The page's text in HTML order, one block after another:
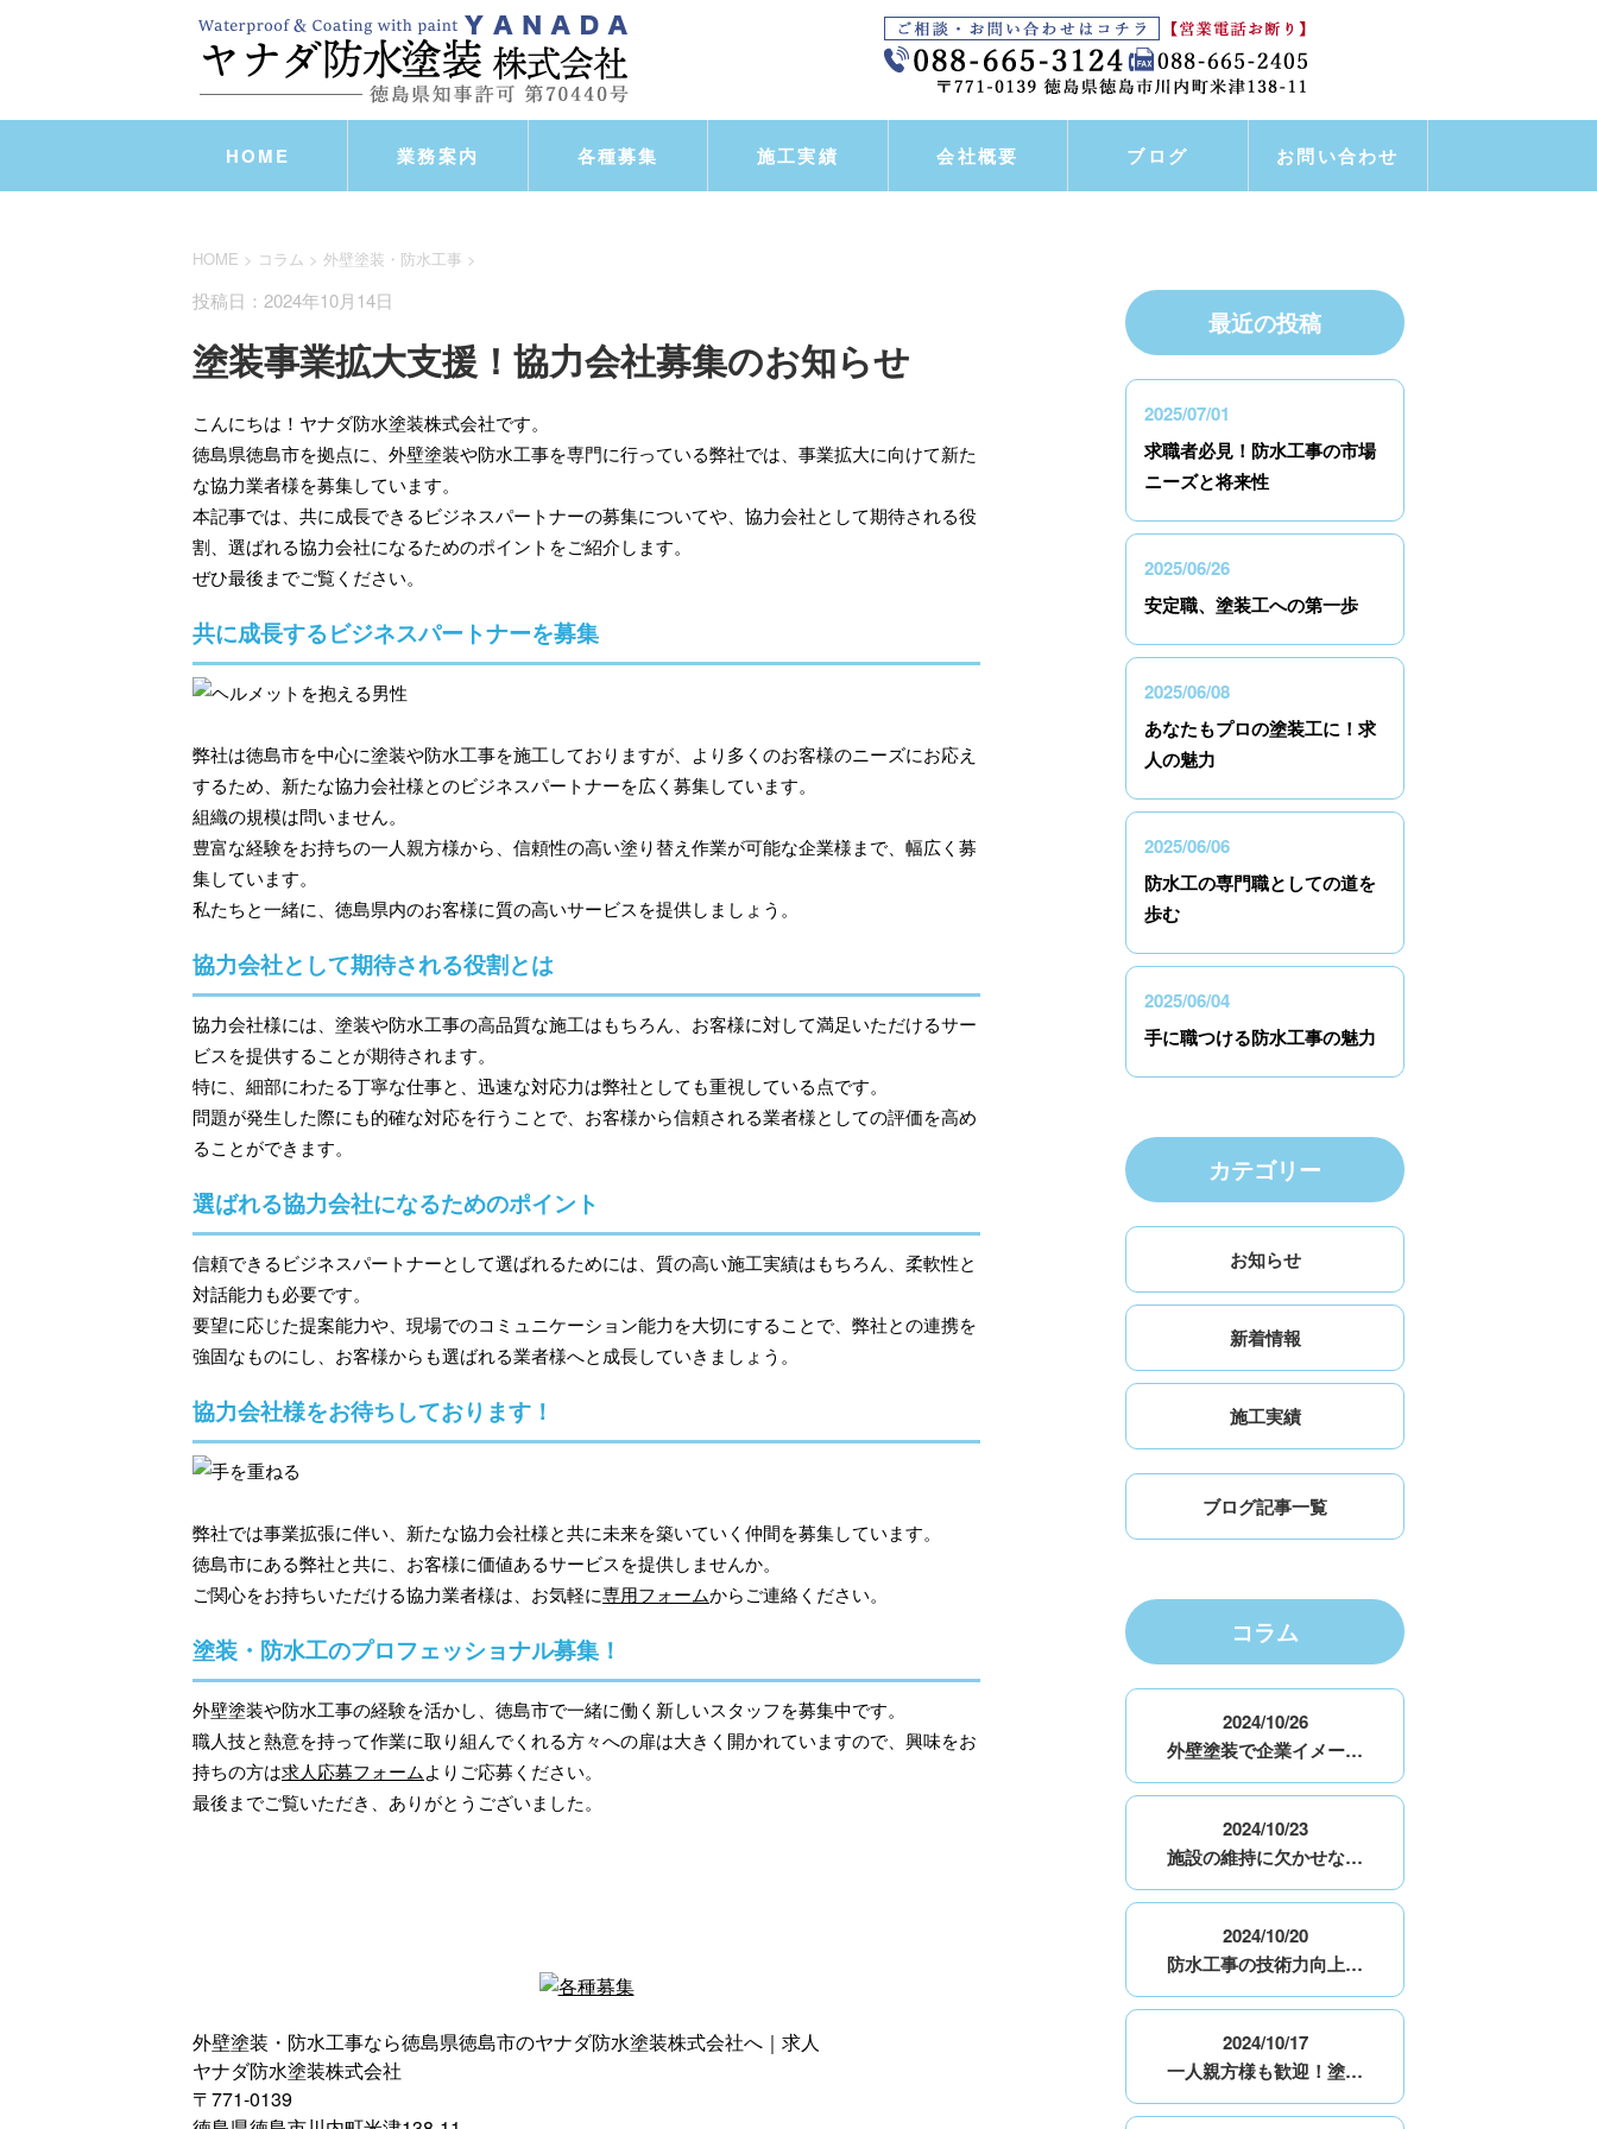
HOME 業務案内 各種募集 施工実績 会社概要 ブログ お問い合わせ
HOME > コラム > 外壁塗装・防水工事 >
投稿日：2024年10月14日
塗装事業拡大支援！協力会社募集のお知らせ
こんにちは！ヤナダ防水塗装株式会社です。
徳島県徳島市を拠点に、外壁塗装や防水工事を専門に行っている弊社では、事業拡大に向けて新た
な協力業者様を募集しています。
本記事では、共に成長できるビジネスパートナーの募集についてや、協力会社として期待される役
割、選ばれる協力会社になるためのポイントをご紹介します。
ぜひ最後までご覧ください。
共に成長するビジネスパートナーを募集
弊社は徳島市を中心に塗装や防水工事を施工しておりますが、より多くのお客様のニーズにお応え
するため、新たな協力会社様とのビジネスパートナーを広く募集しています。
組織の規模は問いません。
豊富な経験をお持ちの一人親方様から、信頼性の高い塗り替え作業が可能な企業様まで、幅広く募
集しています。
私たちと一緒に、徳島県内のお客様に質の高いサービスを提供しましょう。
協力会社として期待される役割とは
協力会社様には、塗装や防水工事の高品質な施工はもちろん、お客様に対して満足いただけるサー
ビスを提供することが期待されます。
特に、細部にわたる丁寧な仕事と、迅速な対応力は弊社としても重視している点です。
問題が発生した際にも的確な対応を行うことで、お客様から信頼される業者様としての評価を高め
ることができます。
選ばれる協力会社になるためのポイント
信頼できるビジネスパートナーとして選ばれるためには、質の高い施工実績はもちろん、柔軟性と
対話能力も必要です。
要望に応じた提案能力や、現場でのコミュニケーション能力を大切にすることで、弊社との連携を
強固なものにし、お客様からも選ばれる業者様へと成長していきましょう。
協力会社様をお待ちしております！
弊社では事業拡張に伴い、新たな協力会社様と共に未来を築いていく仲間を募集しています。
徳島市にある弊社と共に、お客様に価値あるサービスを提供しませんか。
ご関心をお持ちいただける協力業者様は、お気軽に専用フォームからご連絡ください。
塗装・防水工のプロフェッショナル募集！
外壁塗装や防水工事の経験を活かし、徳島市で一緒に働く新しいスタッフを募集中です。
職人技と熱意を持って作業に取り組んでくれる方々への扉は大きく開かれていますので、興味をお
持ちの方は求人応募フォームよりご応募ください。
最後までご覧いただき、ありがとうございました。
外壁塗装・防水工事なら徳島県徳島市のヤナダ防水塗装株式会社へ｜求人
ヤナダ防水塗装株式会社
〒771-0139
最近の投稿
2025/07/01
求職者必見！防水工事の市場
ニーズと将来性
2025/06/26
安定職、塗装工への第一歩
2025/06/08
あなたもプロの塗装工に！求
人の魅力
2025/06/06
防水工の専門職としての道を
歩む
2025/06/04
手に職つける防水工事の魅力
カテゴリー
お知らせ
新着情報
施工実績
ブログ記事一覧
コラム
2024/10/26
外壁塗装で企業イメー…
2024/10/23
施設の維持に欠かせな…
2024/10/20
防水工事の技術力向上…
2024/10/17
一人親方様も歓迎！塗…